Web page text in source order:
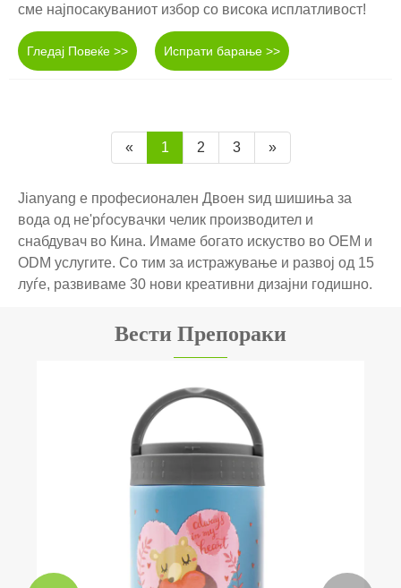
сме најпосакуваниот избор со висока исплатливост!
Гледај Повеќе >> Испрати барање >>
« 1 2 3 »
Jianyang е професионален Двоен ѕид шишиња за
вода од не'рѓосувачки челик производител и
снабдувач во Кина. Имаме богато искуство во OEM и
ODM услугите. Со тим за истражување и развој од 15
луѓе, развиваме 30 нови креативни дизајни годишно.
Вести Препораки